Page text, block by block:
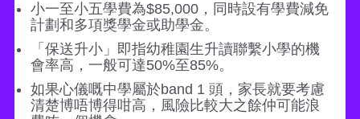
小一至小五學費為$85,000，同時設有學費減免
計劃和多項獎學金或助學金。
「保送升小」即指幼稚園生升讀聯繫小學的機
會率高，一般可達50%至85%。
如果心儀嘅中學屬於band 1 頭，家長就要考慮
清楚博唔博得咁高，風險比較大之餘仲可能浪